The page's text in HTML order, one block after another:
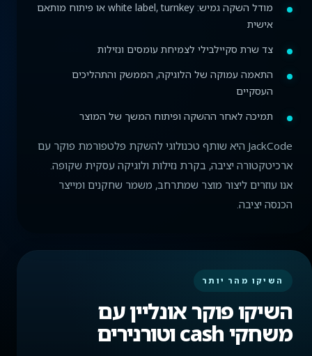
מודל השקה גמיש: white label, turnkey או פיתוח מותאם
אישית
צד שרת סקיילבילי לצמיחת עומסים ונזילות
התאמה עמוקה של הלוגיקה, הממשק והתהליכים
העסקיים
תמיכה לאחר ההשקה ופיתוח המשך של המוצר
JackCode היא שותף טכנולוגי להשקת פלטפורמת פוקר עם
ארכיטקטורה יציבה, בקרת נזילות ולוגיקה עסקית שקופה.
אנו עוזרים ליצור מוצר שמתרחב, משמר שחקנים ומייצר
הכנסה יציבה.
השיקו מהר יותר
השיקו פוקר אונליין עם
משחקי cash וטורנירים